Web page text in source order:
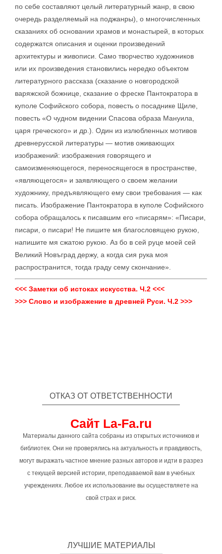
по себе составляют целый литературный жанр, в свою
очередь разделяемый на поджанры), о многочисленных
сказаниях об основании храмов и монастырей, в которых
содержатся описания и оценки произведений
архитектуры и живописи. Само творчество художников
или их произведения становились нередко объектом
литературного рассказа (сказание о новгородской
варяжской божнице, сказание о фреске Пантократора в
куполе Софийского собора, повесть о посаднике Щиле,
повесть «О чудном видении Спасова образа Мануила,
царя греческого» и др.). Один из излюбленных мотивов
древнерусской литературы — мотив оживающих
изображений: изображения говорящего и
самоизменяющегося, переносящегося в пространстве,
«являющегося» и заявляющего о своем желании
художнику, предъявляющего ему свои требования — как
писать. Изображение Пантократора в куполе Софийского
собора обращалось к писавшим его «писарям»: «Писари,
писари, о писари! Не пишите мя благословящею рукою,
напишите мя сжатою рукою. Аз бо в сей руце моей сей
Великий Новъград держу, а когда сия рука моя
распространится, тогда граду сему скончание».
<<< Заметки об истоках искусства. Ч.2 <<<
>>> Слово и изображение в древней Руси. Ч.2 >>>
ОТКАЗ ОТ ОТВЕТСТВЕННОСТИ
Сайт La-Fa.ru
Материалы данного сайта собраны из открытых источников и
библиотек. Они не проверялись на актуальность и правдивость,
могут выражать частное мнение разных авторов и идти в разрез
с текущей версией истории, преподаваемой вам в учебных
учреждениях. Любое их использование вы осуществляете на
свой страх и риск.
ЛУЧШИЕ МАТЕРИАЛЫ